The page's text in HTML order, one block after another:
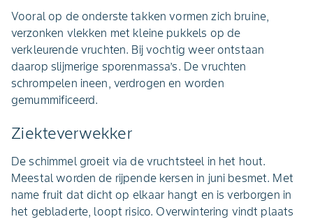
Vooral op de onderste takken vormen zich bruine,
verzonken vlekken met kleine pukkels op de
verkleurende vruchten. Bij vochtig weer ontstaan
daarop slijmerige sporenmassa’s. De vruchten
schrompelen ineen, verdrogen en worden
gemummificeerd.
Ziekteverwekker
De schimmel groeit via de vruchtsteel in het hout.
Meestal worden de rijpende kersen in juni besmet. Met
name fruit dat dicht op elkaar hangt en is verborgen in
het gebladerte, loopt risico. Overwintering vindt plaats